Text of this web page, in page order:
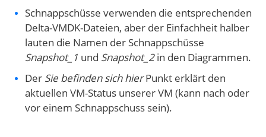
Schnappschüsse verwenden die entsprechenden
Delta-VMDK-Dateien, aber der Einfachheit halber
lauten die Namen der Schnappschüsse
Snapshot_1 und Snapshot_2in den Diagrammen.
Der Sie befinden sich hierPunkt erklärt den
aktuellen VM-Status unserer VM (kann nach oder
vor einem Schnappschuss sein).